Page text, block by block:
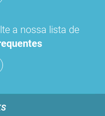
a nossa lista de